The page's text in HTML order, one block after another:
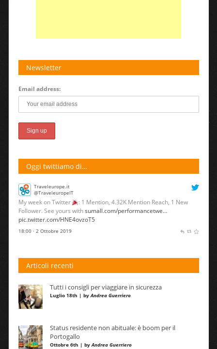
Newsletter
Email address:
Oggi twittiamo di…
Traveleurope.it
@TraveleuropeIT
My week on Twitter
: 1 Mention, 4.32K Mention Reach, 1 New
Follower. See yours withsumall.com/performancetwe…
pic.twitter.com/HNE4ovzoT5
18:00 · 2 Ottobre 2019
Articoli recenti
Tutti i consigli per viaggiare in sicurezza
Luglio 18th | byAndrea Guerriero
Status residente non abituale: è boom per il
Portogallo
Ottobre 6th | byAndrea Guerriero